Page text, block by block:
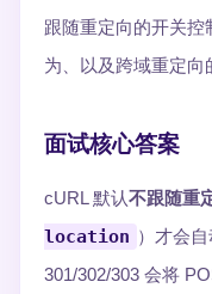
跟随重定向的开关
为、以及跨域重定向
面试核心答案
cURL 默认不跟随重
location ）才会
301/302/303 会将